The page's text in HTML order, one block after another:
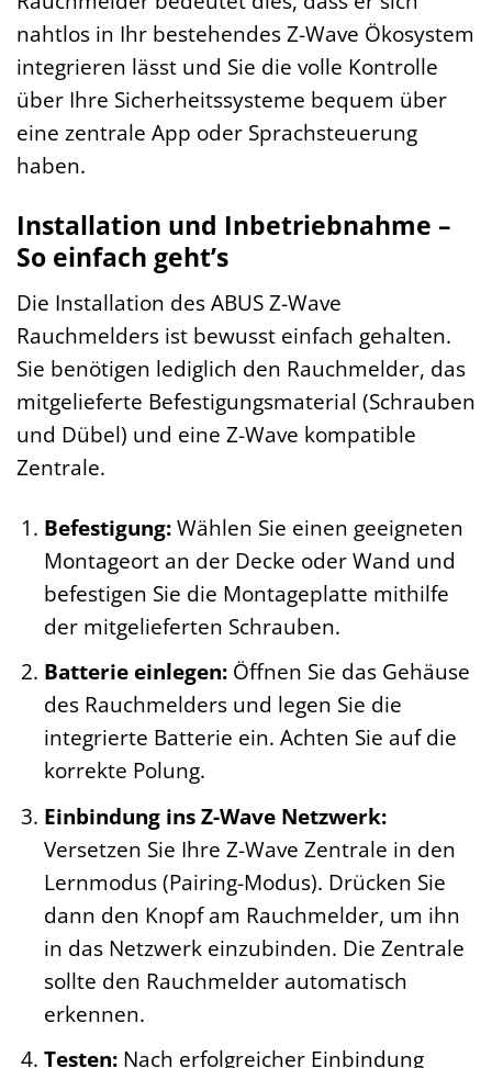
nahtlos in Ihr bestehendes Z-Wave Ökosystem
integrieren lässt und Sie die volle Kontrolle
über Ihre Sicherheitssysteme bequem über
eine zentrale App oder Sprachsteuerung
haben.
Installation und Inbetriebnahme –
So einfach geht’s
Die Installation des ABUS Z-Wave
Rauchmelders ist bewusst einfach gehalten.
Sie benötigen lediglich den Rauchmelder, das
mitgelieferte Befestigungsmaterial (Schrauben
und Dübel) und eine Z-Wave kompatible
Zentrale.
Befestigung:Wählen Sie einen geeigneten
Montageort an der Decke oder Wand und
befestigen Sie die Montageplatte mithilfe
der mitgelieferten Schrauben.
Batterie einlegen:Öffnen Sie das Gehäuse
des Rauchmelders und legen Sie die
integrierte Batterie ein. Achten Sie auf die
korrekte Polung.
Einbindung ins Z-Wave Netzwerk:
Versetzen Sie Ihre Z-Wave Zentrale in den
Lernmodus (Pairing-Modus). Drücken Sie
dann den Knopf am Rauchmelder, um ihn
in das Netzwerk einzubinden. Die Zentrale
sollte den Rauchmelder automatisch
erkennen.
Testen:Nach erfolgreicher Einbindung